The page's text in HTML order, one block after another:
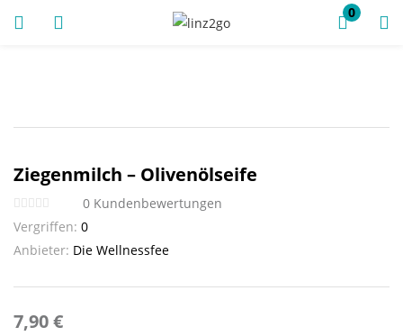
0
ANMELDUNG
Geben Sie Ihren Benutzernamen und Ihr Passwort ein, um
sich anzumelden.
Ziegenmilch – Olivenölseife
0 Kundenbewertungen
Vergriffen: 0
Anbieter: Die Wellnessfee
7,90€